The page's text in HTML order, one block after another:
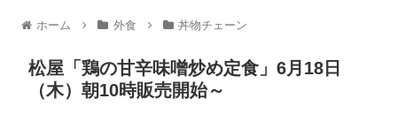
ホーム 外食 丼物チェーン
松屋「鶏の甘辛味噌炒め定食」6月18日
（木）朝10時販売開始～